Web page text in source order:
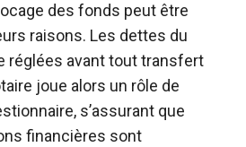
des fonds peut être
raisons. Les dettes du
réglées avant tout transfert
joue alors un rôle de
s’assurant que
financières sont